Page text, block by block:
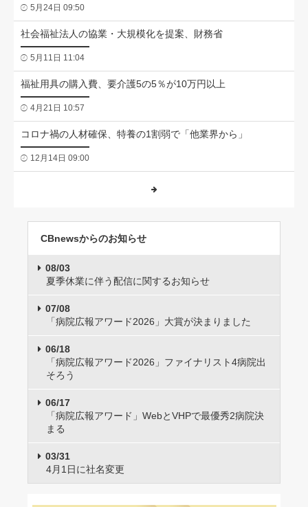
5月24日 09:50
社会福祉法人の協業・大規模化を提案、財務省
5月11日 11:04
福祉用具の購入費、要介護5の5％が10万円以上
4月21日 10:57
コロナ禍の人材確保、特養の1割弱で「他業界から」
12月14日 09:00
CBnewsからのお知らせ
08/03
夏季休業に伴う配信に関するお知らせ
07/08
「病院広報アワード2026」大賞が決まりました
06/18
「病院広報アワード2026」ファイナリスト4病院出
そろう
06/17
「病院広報アワード」WebとVHPで最優秀2病院決
まる
03/31
4月1日に社名変更